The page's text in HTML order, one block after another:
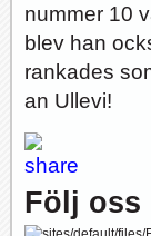
nummer 10
blev han
rankades
an Ullevi!
Följ oss